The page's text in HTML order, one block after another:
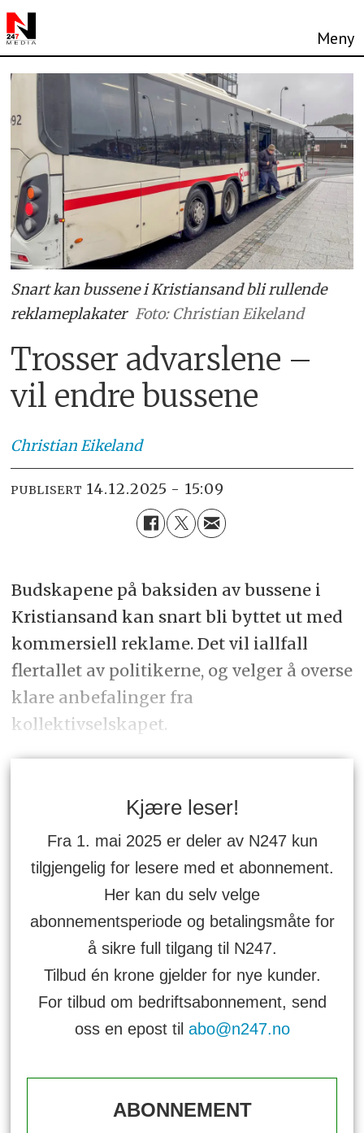
Snart kan bussene i Kristiansand bli rullende
reklameplakater Foto: Christian Eikeland
Trosser advarslene –
vil endre bussene
ChristianEikeland
PUBLISERT 14.12.2025 - 15:09
Budskapene på baksiden av bussene i
Kristiansand kan snart bli byttet ut med
kommersiell reklame. Det vil iallfall
flertallet av politikerne, og velger å overse
klare anbefalinger fra
kollektivselskapet.
Kjære leser!
Fra 1. mai 2025 er deler av N247 kun
tilgjengelig for lesere med et abonnement.
Her kan du selv velge
abonnementsperiode og betalingsmåte for
å sikre full tilgang til N247.
Tilbud én krone gjelder for nye kunder.
For tilbud om bedriftsabonnement, send
oss en epost til abo@n247.no
ABONNEMENT